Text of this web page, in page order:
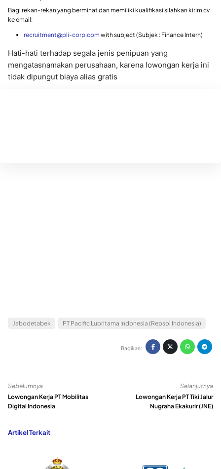
Bagi rekan-rekan yang berminat dan memiliki kualifikasi silahkan kirim cv
ke email:
recruitment@pli-corp.comwith subject (Subjek : Finance Intern)
Hati-hati terhadap segala jenis penipuan yang
mengatasnamakan perusahaan, karena lowongan kerja ini
tidak dipungut biaya alias gratis
Jabodetabek PT Pacific Lubritama Indonesia (Repsol Indonesia)
Bagikan:
Sebelumnya
Lowongan Kerja PT Mobilitas
Digital Indonesia
Selanjutnya
Lowongan Kerja PT Tiki Jalur
Nugraha Ekakurir (JNE)
Artikel Terkait